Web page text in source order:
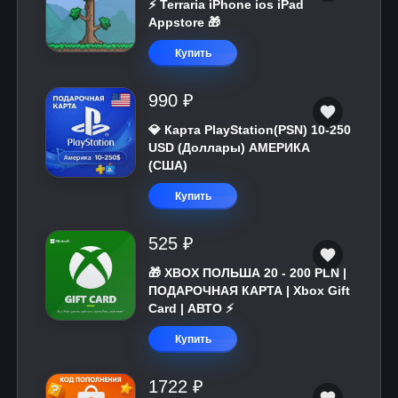
⚡️ Terraria iPhone ios iPad
Appstore 🎁
Купить
990 ₽
💎 Карта PlayStation(PSN) 10-250
USD (Доллары) АМЕРИКА
(США)
Купить
525 ₽
🎁 XBOX ПОЛЬША 20 - 200 PLN |
ПОДАРОЧНАЯ КАРТА | Xbox Gift
Card | АВТО ⚡
Купить
1722 ₽